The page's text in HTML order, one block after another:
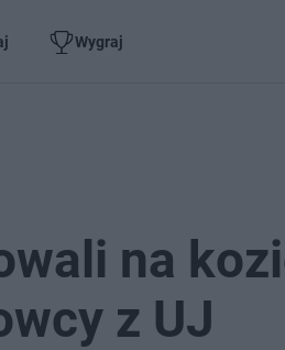
Wygraj
na
z UJ